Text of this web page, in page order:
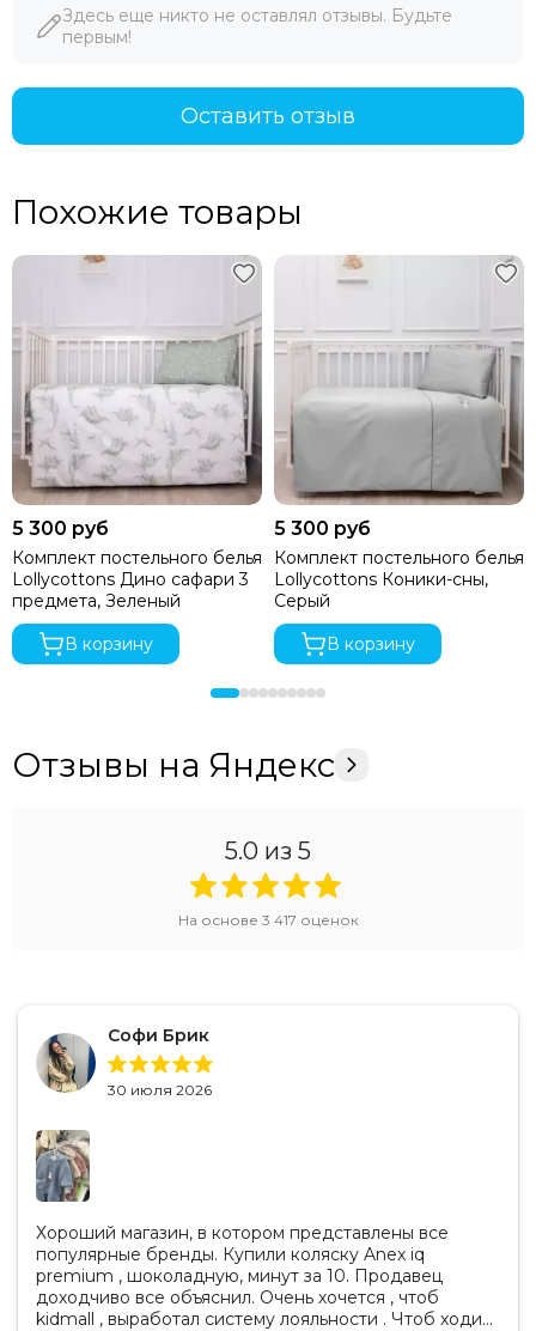
Здесь еще никто не оставлял отзывы. Будьте
первым!
Оставить отзыв
Похожие товары
5 300 руб
Комплект постельного белья
Lollycottons Дино сафари 3
предмета, Зеленый
В корзину
5 300 руб
Комплект постельного белья
Lollycottons Коники-сны,
Серый
В корзину
Отзывы на Яндекс
5.0 из 5
На основе 3 417 оценок
Софи Брик
30 июля 2026
Хороший магазин, в котором представлены все
популярные бренды. Купили коляску Anex iq
premium , шоколадную, минут за 10. Продавец
доходчиво все объяснил. Очень хочется , чтоб
kidmall , выработал систему лояльности . Чтоб ходить